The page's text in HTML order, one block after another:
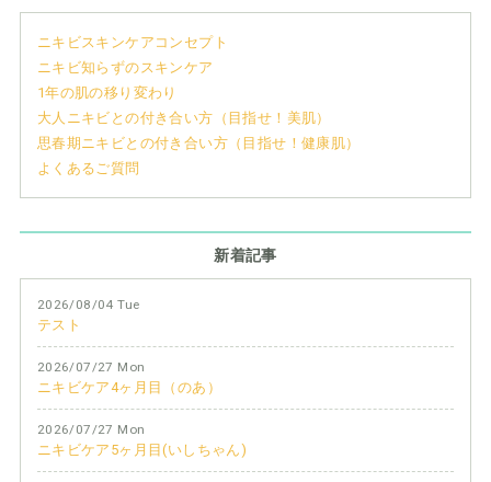
ニキビスキンケアコンセプト
ニキビ知らずのスキンケア
1年の肌の移り変わり
大人ニキビとの付き合い方（目指せ！美肌）
思春期ニキビとの付き合い方（目指せ！健康肌）
よくあるご質問
新着記事
2026/08/04 Tue
テスト
2026/07/27 Mon
ニキビケア4ヶ月目（のあ）
2026/07/27 Mon
ニキビケア5ヶ月目(いしちゃん)